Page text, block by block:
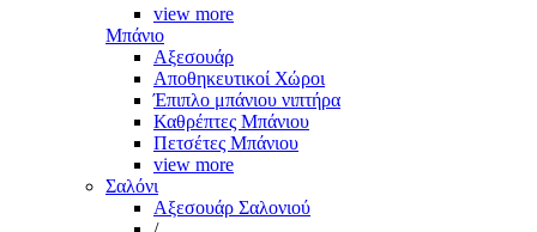
view more
Μπάνιο
Αξεσουάρ
Αποθηκευτικοί Χώροι
Έπιπλο μπάνιου νιπτήρα
Καθρέπτες Μπάνιου
Πετσέτες Μπάνιου
view more
Σαλόνι
Αξεσουάρ Σαλονιού